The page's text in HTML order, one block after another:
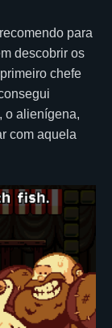
para
descobrir os
chefe
, o alienígena,
com aquela